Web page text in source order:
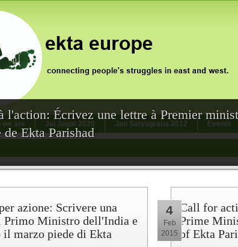
we are Jai Jagat 2020 Jan Satyagraha 2012 Events
l'action: Écrivez une lettre à Premier
de Ekta Parishad
azione: Scrivere una
Primo Ministro dell'India e
il marzo piede di Ekta
Call for
Prime
of Ekta
4
Feb
2015